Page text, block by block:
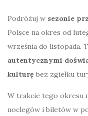
Podróżuj w sezonie
Polsce na okres od
września do listopada.
autentycznymi
kulturę bez zgiełku
W trakcie tego okresu
noclegów i biletów w